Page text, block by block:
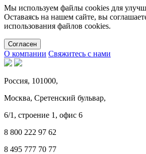
Мы используем файлы cookies для
Оставаясь на нашем сайте, вы
использования файлов cookies.
Cогласен
О компании Свяжитесь с нами
Россия, 101000,
Москва, Сретенский бульвар,
6/1, строение 1, офис 6
8 800 222 97 62
8 495 777 70 77